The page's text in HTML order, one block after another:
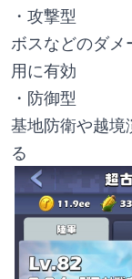
・攻撃型
ボスなどのダ
用に有効
・防御型
基地防衛や越境
る